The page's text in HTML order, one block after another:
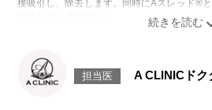
接吸引し、除去します。同時にAスレッド®
目立たない部分から皮下へ挿入し、皮膚を
感などが術後一時的に生じることがござい
染症、左右差、施術箇所の知覚鈍麻、ぼこ
担当医 A CLINICドク